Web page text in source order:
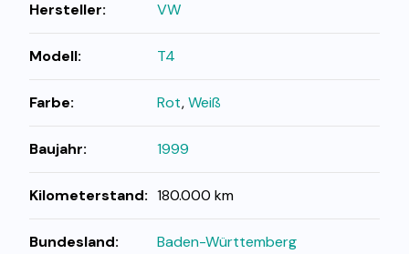
Hersteller: VW
Modell: T4
Farbe: Rot,Weiß
Baujahr: 1999
Kilometerstand: 180.000 km
Bundesland: Baden-Württemberg